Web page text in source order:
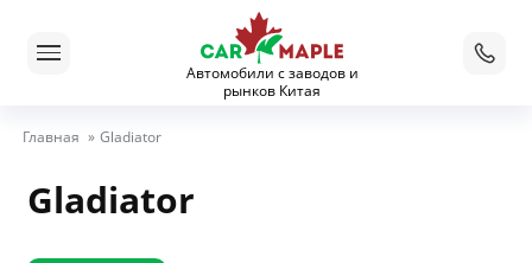
Автомобили с заводов и
рынков Китая
Главная » Gladiator
Gladiator